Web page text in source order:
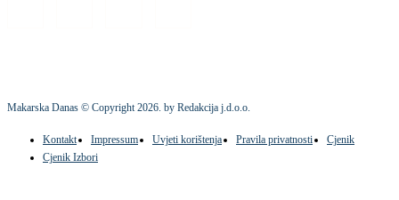
Makarska Danas © Copyright2026. by Redakcija j.d.o.o.
Kontakt Impressum Uvjeti korištenja Pravila privatnosti
Cjenik
Cjenik Izbori